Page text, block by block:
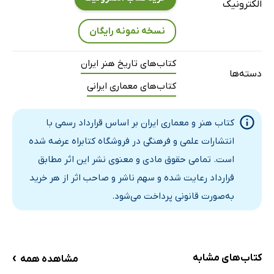
آرایه‌های معماری، نقش برجسته ها و گچبری‌ها، تندیس‌ها
نقوش اشکانیان در بناهای یادمانی روم
پی نوشت ها
پادشاهی خسروان: نوآوری در تداوم: تاریخچه
هنر ساسانی: معماری
آرایه های معماری
پیکرتراشی
نقاشی و موزاییک
سفال
الکترونیک
نسخه نمونه رایگان
دسته‌ها
کتاب‌های تاریخ هنر ایران
کتاب‌های معماری ایرانی
کتاب هنر و معماری ایران بر اساس قرارداد رسمی با
انتشارات علمی و فرهنگی در فروشگاه کتابراه عرضه شده
است. تمامی حقوق مادی و معنوی نشر این اثر مطابق
قرارداد رعایت شده و سهم ناشر و صاحب اثر از هر خرید
به‌صورت قانونی پرداخت می‌شود.
کتاب‌های مشابه مشاهده همه ›